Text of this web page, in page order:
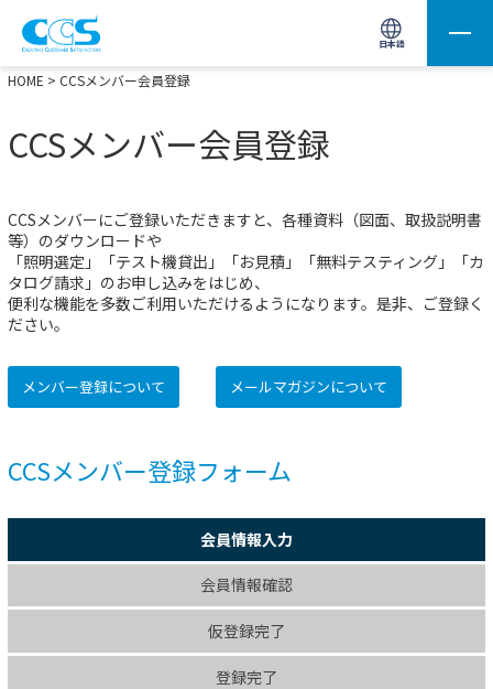
日本語
画像処理用の製品検索 サイト内検索(Enterで実行)
HOME > CCSメンバー会員登録
CCSメンバー会員登録
CCSメンバーにご登録いただきますと、各種資料（図面、取扱説明書
等）のダウンロードや
「照明選定」「テスト機貸出」「お見積」「無料テスティング」「カ
タログ請求」のお申し込みをはじめ、
便利な機能を多数ご利用いただけるようになります。是非、ご登録く
ださい。
メンバー登録について メールマガジンについて
CCSメンバー登録フォーム
会員情報入力
会員情報確認
仮登録完了
登録完了